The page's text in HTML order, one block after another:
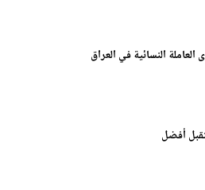
العاملة النسائية في العراق
أفضل